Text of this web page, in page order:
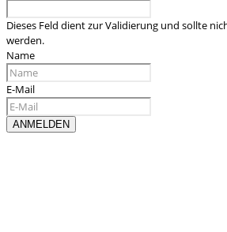
Dieses Feld dient zur Validierung und sollte
werden.
Name
E-Mail